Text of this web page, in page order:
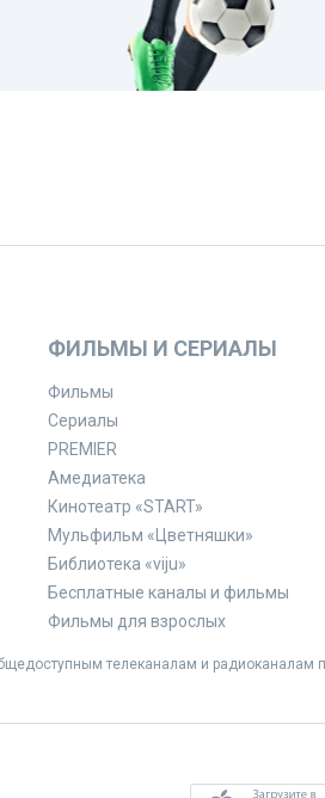
ФИЛЬМЫ И СЕРИАЛЫ
Фильмы
Сериалы
PREMIER
Амедиатека
Кинотеатр «START»
Мульфильм «Цветняшки»
Библиотека «viju»
Бесплатные каналы и фильмы
Фильмы для взрослых
телеканалам и радиоканалам